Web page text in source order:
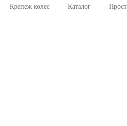
Крепеж колес — Каталог —